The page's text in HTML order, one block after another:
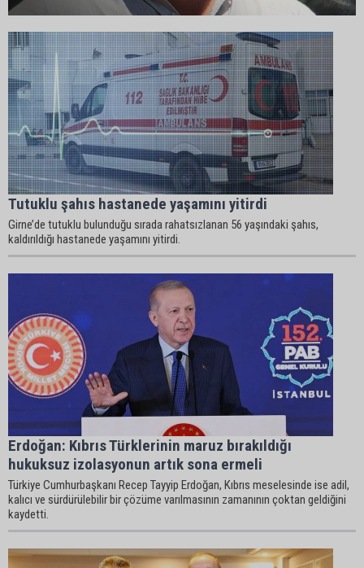
Tutuklu şahıs hastanede yaşamını yitirdi
Girne’de tutuklu bulunduğu sırada rahatsızlanan 56 yaşındaki şahıs,
kaldırıldığı hastanede yaşamını yitirdi.
Erdoğan: Kıbrıs Türklerinin maruz bırakıldığı
hukuksuz izolasyonun artık sona ermeli
Türkiye Cumhurbaşkanı Recep Tayyip Erdoğan, Kıbrıs meselesinde ise adil,
kalıcı ve sürdürülebilir bir çözüme varılmasının zamanının çoktan geldiğini
kaydetti.